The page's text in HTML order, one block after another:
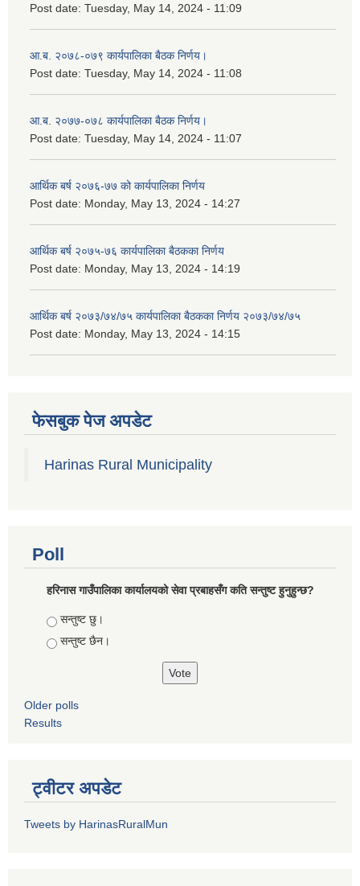
Post date: Tuesday, May 14, 2024 - 11:09
आ.ब. २०७८-०७९ कार्यपालिका बैठक निर्णय।
Post date: Tuesday, May 14, 2024 - 11:08
आ.ब. २०७७-०७८ कार्यपालिका बैठक निर्णय।
Post date: Tuesday, May 14, 2024 - 11:07
आर्थिक बर्ष २०७६-७७ को कार्यपालिका निर्णय
Post date: Monday, May 13, 2024 - 14:27
आर्थिक बर्ष २०७५-७६ कार्यपालिका बैठकका निर्णय
Post date: Monday, May 13, 2024 - 14:19
आर्थिक बर्ष २०७३/७४/७५ कार्यपालिका बैठकका निर्णय २०७३/७४/७५
Post date: Monday, May 13, 2024 - 14:15
फेसबुक पेज अपडेट
Harinas Rural Municipality
Poll
हरिनास गाउँपालिका कार्यालयको सेवा प्रबाहसँग कति सन्तुष्ट हुनुहुन्छ?
Choices
सन्तुष्ट छु।
सन्तुष्ट छैन।
Older polls
Results
ट्वीटर अपडेट
Tweets by HarinasRuralMun